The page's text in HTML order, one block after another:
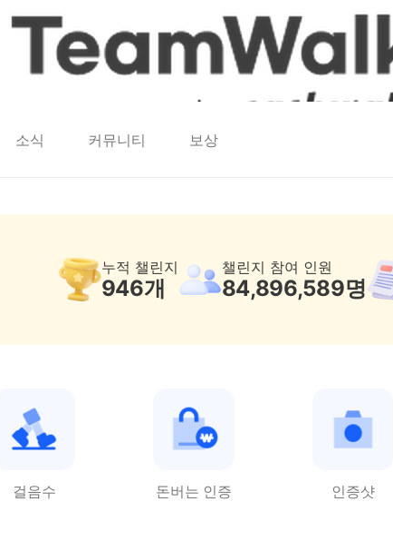
캐시로또 캐시딜
소식 커뮤니티 보상
누적 챌린지
946개
챌린지 참여 인원
84,896,589명
걸음수 돈버는 인증 인증샷